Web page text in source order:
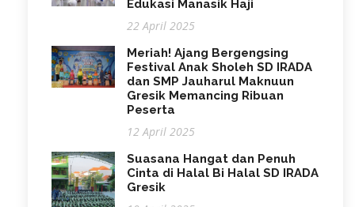
Edukasi Manasik Haji
22 April 2025
Meriah! Ajang Bergengsing
Festival Anak Sholeh SD IRADA
dan SMP Jauharul Maknuun
Gresik Memancing Ribuan
Peserta
12 April 2025
Suasana Hangat dan Penuh
Cinta di Halal Bi Halal SD IRADA
Gresik